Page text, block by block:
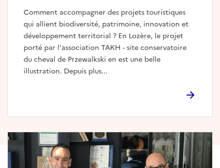
Comment accompagner des projets touristiques
qui allient biodiversité, patrimoine, innovation et
développement territorial ? En Lozère, le projet
porté par l'association TAKH - site conservatoire
du cheval de Przewalkski en est une belle
illustration. Depuis plus...